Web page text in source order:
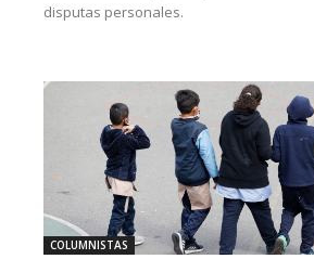
disputas personales.
COLUMNISTAS